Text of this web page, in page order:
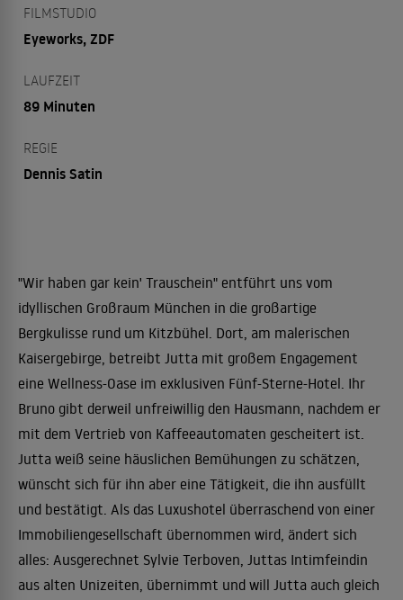
FILMSTUDIO
Eyeworks, ZDF
LAUFZEIT
89 Minuten
REGIE
Dennis Satin
"Wir haben gar kein' Trauschein" entführt uns vom
idyllischen Großraum München in die großartige
Bergkulisse rund um Kitzbühel. Dort, am malerischen
Kaisergebirge, betreibt Jutta mit großem Engagement
eine Wellness-Oase im exklusiven Fünf-Sterne-Hotel. Ihr
Bruno gibt derweil unfreiwillig den Hausmann, nachdem er
mit dem Vertrieb von Kaffeeautomaten gescheitert ist.
Jutta weiß seine häuslichen Bemühungen zu schätzen,
wünscht sich für ihn aber eine Tätigkeit, die ihn ausfüllt
und bestätigt. Als das Luxushotel überraschend von einer
Immobiliengesellschaft übernommen wird, ändert sich
alles: Ausgerechnet Sylvie Terboven, Juttas Intimfeindin
aus alten Unizeiten, übernimmt und will Jutta auch gleich